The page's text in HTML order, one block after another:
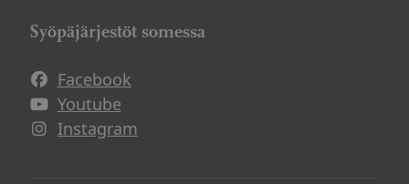
Syöpäjärjestöt somessa
Facebook
Avautuu uuteen ikkunaan
Youtube
Avautuu uuteen ikkunaan
Instagram
Avautuu uuteen ikkunaan